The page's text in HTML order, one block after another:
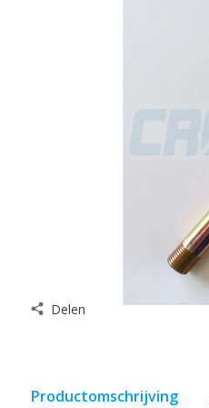
Delen
Productomschrijving